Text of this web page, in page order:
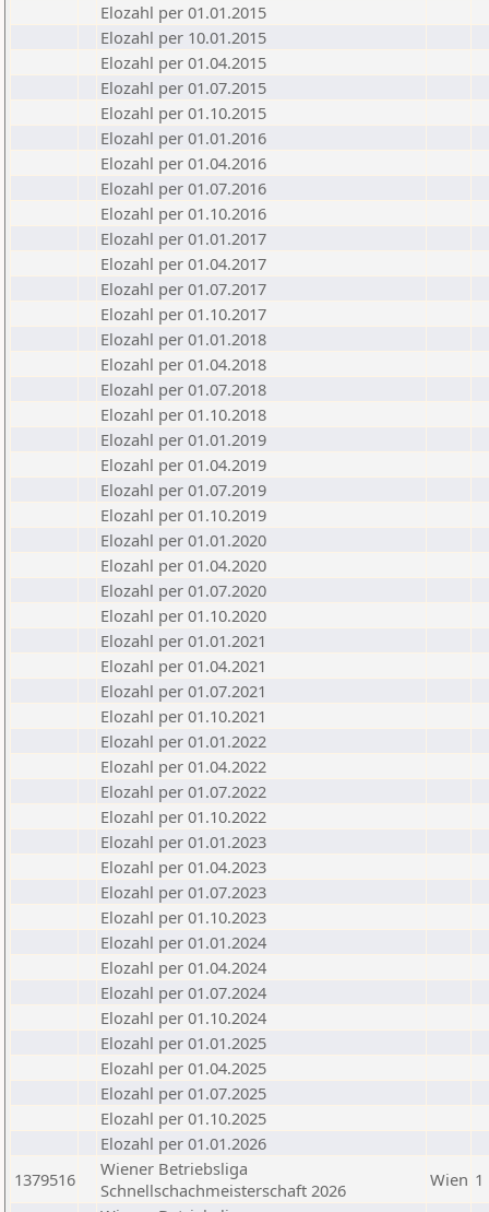
Elozahl per 01.01.2015
Elozahl per 10.01.2015
Elozahl per 01.04.2015
Elozahl per 01.07.2015
Elozahl per 01.10.2015
Elozahl per 01.01.2016
Elozahl per 01.04.2016
Elozahl per 01.07.2016
Elozahl per 01.10.2016
Elozahl per 01.01.2017
Elozahl per 01.04.2017
Elozahl per 01.07.2017
Elozahl per 01.10.2017
Elozahl per 01.01.2018
Elozahl per 01.04.2018
Elozahl per 01.07.2018
Elozahl per 01.10.2018
Elozahl per 01.01.2019
Elozahl per 01.04.2019
Elozahl per 01.07.2019
Elozahl per 01.10.2019
Elozahl per 01.01.2020
Elozahl per 01.04.2020
Elozahl per 01.07.2020
Elozahl per 01.10.2020
Elozahl per 01.01.2021
Elozahl per 01.04.2021
Elozahl per 01.07.2021
Elozahl per 01.10.2021
Elozahl per 01.01.2022
Elozahl per 01.04.2022
Elozahl per 01.07.2022
Elozahl per 01.10.2022
Elozahl per 01.01.2023
Elozahl per 01.04.2023
Elozahl per 01.07.2023
Elozahl per 01.10.2023
Elozahl per 01.01.2024
Elozahl per 01.04.2024
Elozahl per 01.07.2024
Elozahl per 01.10.2024
Elozahl per 01.01.2025
Elozahl per 01.04.2025
Elozahl per 01.07.2025
Elozahl per 01.10.2025
Elozahl per 01.01.2026
1379516
Wiener Betriebsliga
Schnellschachmeisterschaft 2026
Wien 1